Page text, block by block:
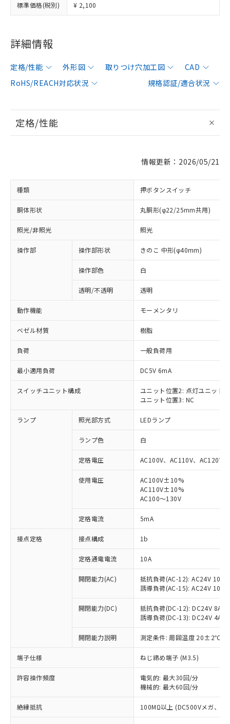
標準価格(税別) ¥ 2,100
詳細情報
定格/性能 外形図 取りつけ穴加工図
CAD
RoHS/REACH対応状況
規格認証/適合状況
定格/性能
情報更新：2026/05/21
種類 押ボタンスイッチ
胴体形状 丸胴形(φ22/25mm共用)
照光/非照光 照光
操作部 操作部形状 きのこ 中形(φ40mm)
操作部色 白
透明/不透明 透明
動作機能 モーメンタリ
ベゼル材質 樹脂
負荷 一般負荷用
最小適用負荷 DC5V 6mA
スイッチユニット構成
ユニット位置2: 点灯ユニット
ユニット位置3: NC
ランプ 照光部方式 LEDランプ
ランプ色 白
定格電圧 AC100V、AC110V、AC120V
使用電圧
AC100V±10%
AC110V±10%
AC100～130V
定格電流 5mA
接点定格 接点構成 1b
定格通電電流 10A
開閉能力(AC)
抵抗負荷(AC-12): AC24V 10A/
誘導負荷(AC-15): AC24V
開閉能力(DC)
抵抗負荷(DC-12): DC24V 8A/
誘導負荷(DC-13): DC24V 4A/
開閉能力説明 測定条件: 周囲温度 20±2℃、
端子仕様 ねじ締め端子 (M3.5)
許容操作頻度
電気的: 最大30回/分
機械的: 最大60回/分
絶縁抵抗 100MΩ以上 (DC500Vメガ、点
ご利用条件
以下の条件をお読みいただき、同意のうえ
本サービスは、当社制御機器事業取扱
商品の当社在庫状況および標準価格
(税抜)を提供させていただくもので
当社制御機器事業取扱商品の中には、
本サービスの対象外となる商品もある
在庫状況および標準価格照会結果は、
記載している更新日時点での社内デー
タに基づき作成されるものであり、閲
覧された時点での実際の在庫および標
※1 対応状況
対応済み：EU RoHS指令（10物質）の
非含有に対応した製品が提供可能な商品で
対応予定：EU RoHS指令（10物質）の非含
有に対応した製品に切り替える予定のある
対応予定なし：EU RoHS指令（10物質）の
非含有に非対応の商品で、対応品を出す予
調査・確認中：EU RoHS指令（10物質）の
非含有の対応状況を調査中または確認中の
非該当品：ライセンス料など無形物で、有
害物質有無と関係のない商品です。
仕入先様の事情により、非含有部品として
いたものが、含有品と判明した場合などや
むを得ず変更することがあります。
鉛(Pb) 1000ppm以下、 水銀(Hg) 1000ppm以下、 カド
※1 中国RoHS○×表
「○」：最大均質材料含有率が中国RoHSの
基準値以下であることを示します。
「×」：最大均質材料含有率が中国RoHSの
基準値を超えていることを示します。
「－」：未確認です。当社販売部門へお問
*中国RoHS10物質の基準値 (GB/T26572)：
Pb(鉛) :1000ppm、 Hg(水銀) : 1000ppm、 Cd(カドミウ
当社は、これら貴社製品のうち、外国
為替および外国貿易法に定める商品
（以下｢規制貨物等」という）を輸出
国政府の輸出許可(または役務取引許